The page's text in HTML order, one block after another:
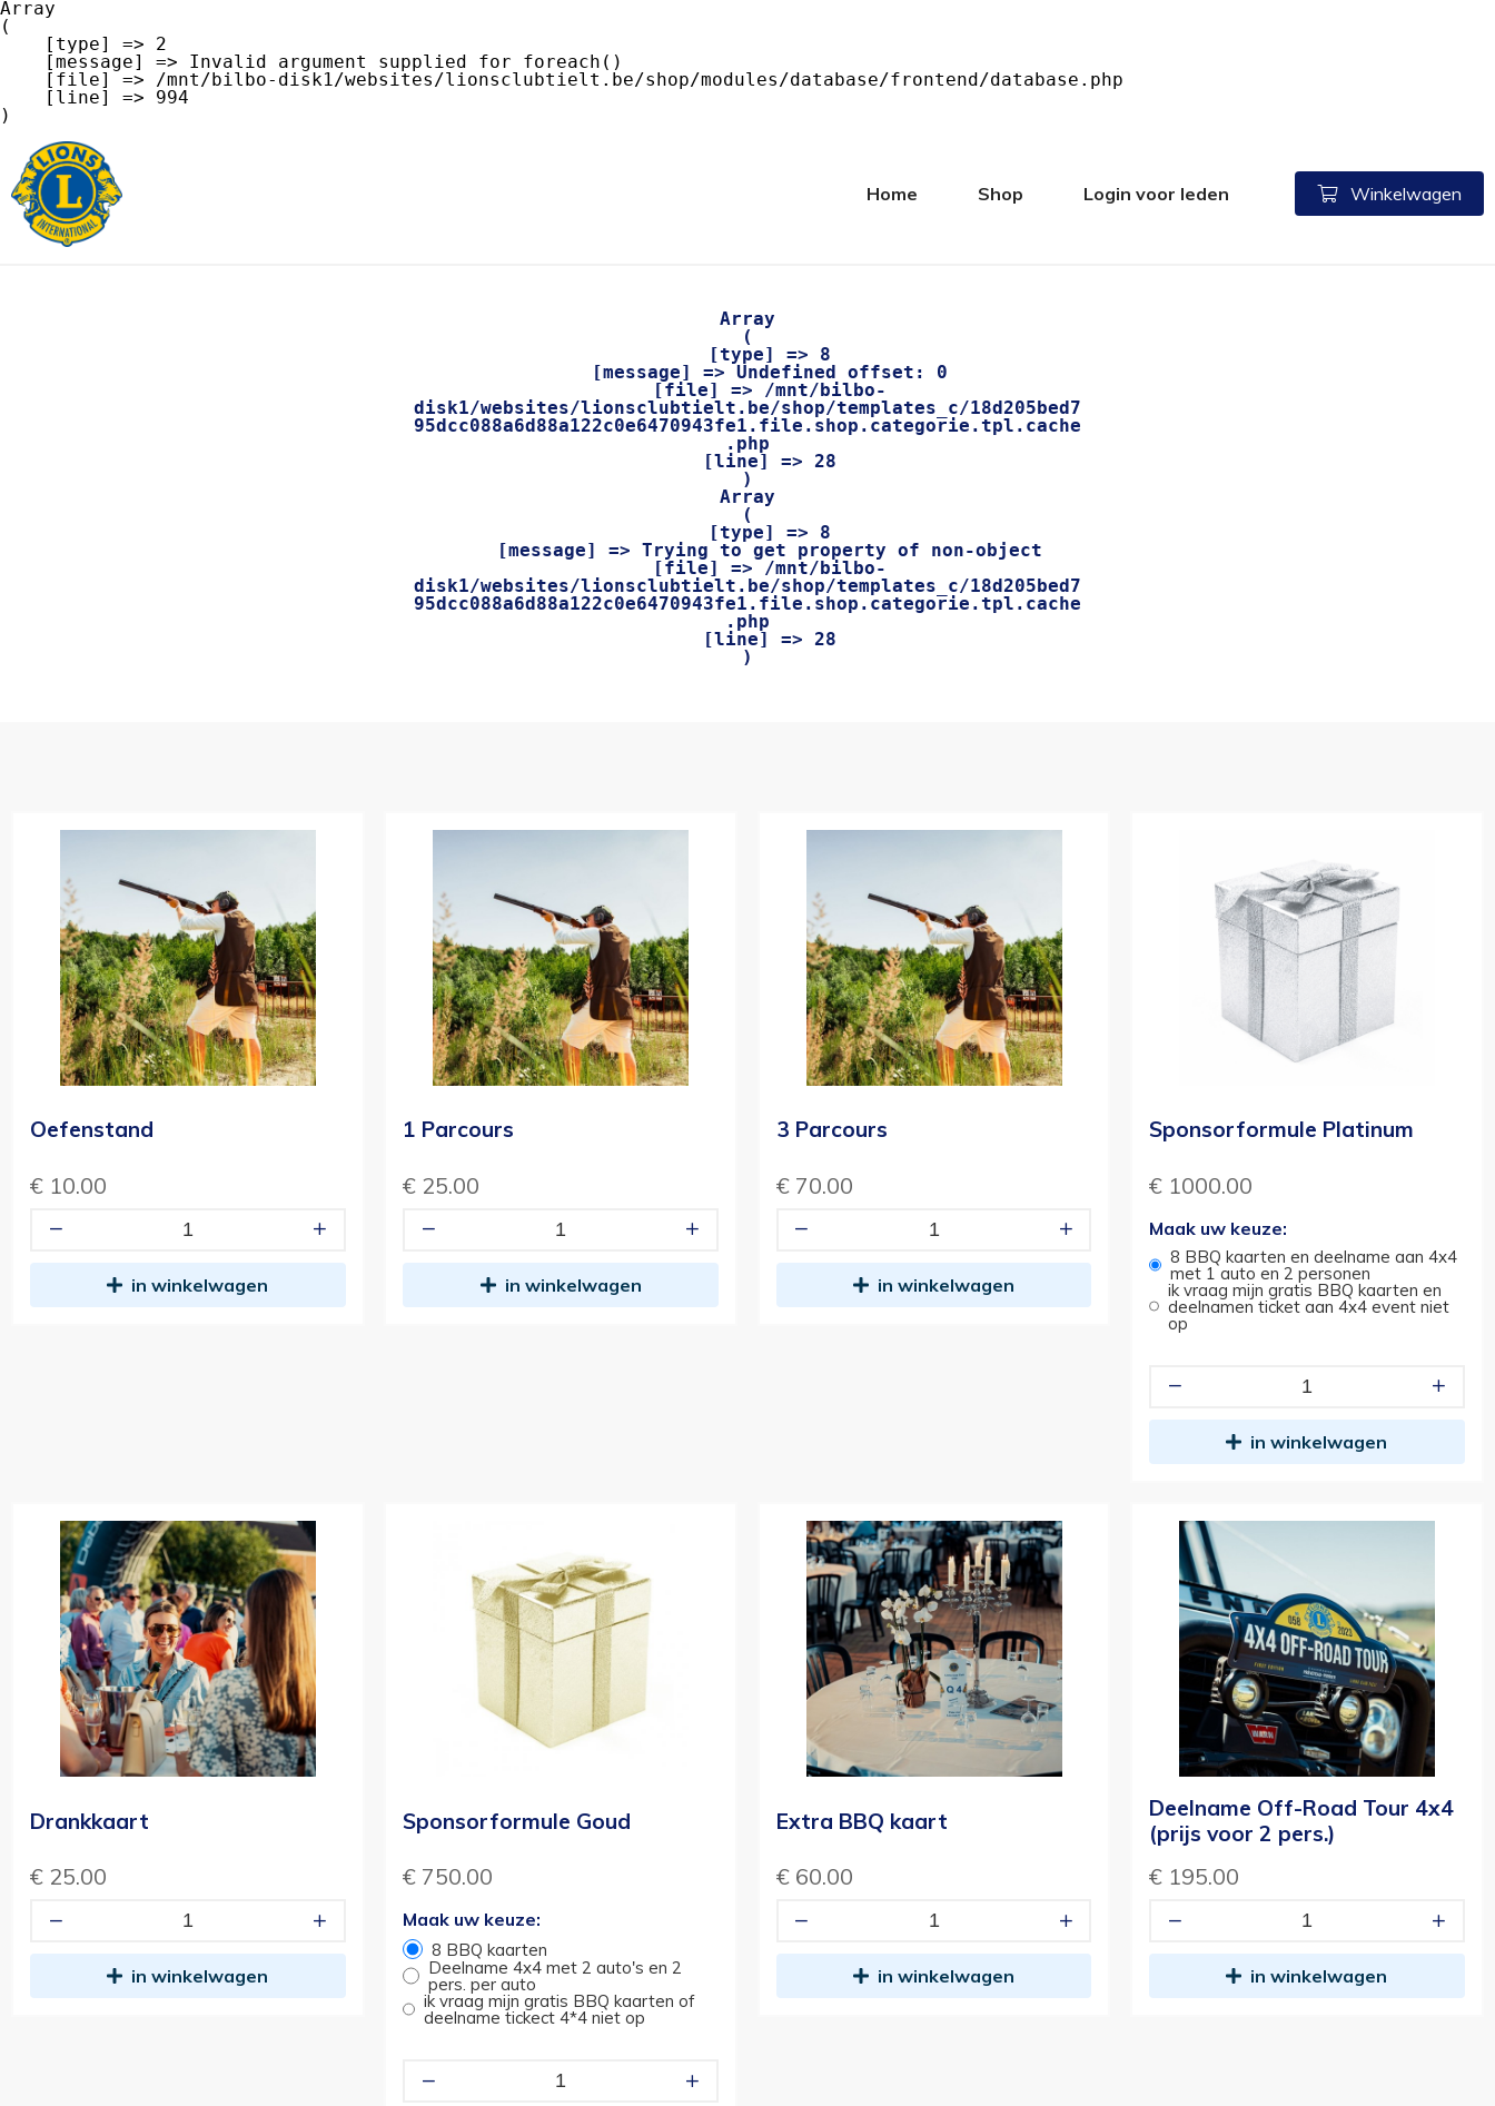
Array
(
Home Shop Login voor leden Winkelwagen
Array
(
disk1/websites/lionsclubtielt.be/shop/templates_c/18d205bed7
95dcc088a6d88a122c0e6470943fe1.file.shop.categorie.tpl.cache
.php
Array
(
disk1/websites/lionsclubtielt.be/shop/templates_c/18d205bed7
95dcc088a6d88a122c0e6470943fe1.file.shop.categorie.tpl.cache
.php
Oefenstand
€ 10.00
in winkelwagen
1 Parcours
€ 25.00
in winkelwagen
3 Parcours
€ 70.00
in winkelwagen
Sponsorformule Platinum
€ 1000.00
Maak uw keuze:
8 BBQ kaarten en deelname aan 4x4
met 1 auto en 2 personen
ik vraag mijn gratis BBQ kaarten en
deelnamen ticket aan 4x4 event niet
op
in winkelwagen
Drankkaart
€ 25.00
in winkelwagen
Sponsorformule Goud
€ 750.00
Maak uw keuze:
8 BBQ kaarten
Deelname 4x4 met 2 auto's en 2
pers. per auto
ik vraag mijn gratis BBQ kaarten of
deelname tickect 4*4 niet op
Extra BBQ kaart
€ 60.00
in winkelwagen
Deelname Off-Road Tour 4x4
(prijs voor 2 pers.)
€ 195.00
in winkelwagen